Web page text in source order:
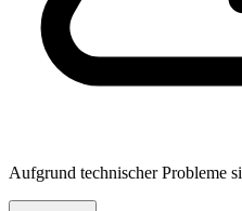
Aufgrund technischer Probleme